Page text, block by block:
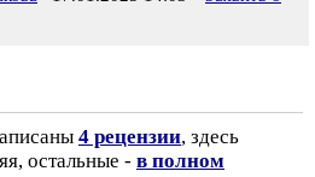
4 рецензии, здесь
остальные - в полном